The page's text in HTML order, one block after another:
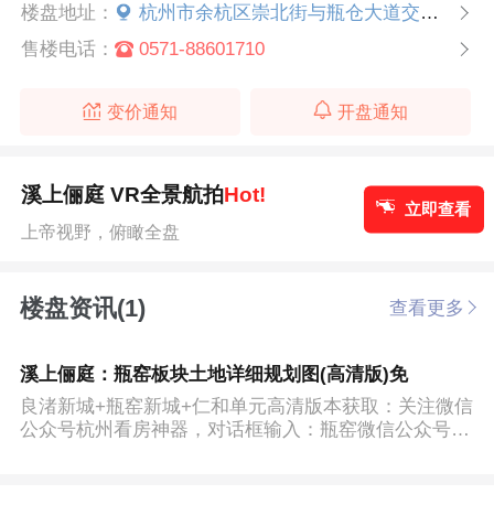
楼盘地址：
杭州市余杭区崇北街与瓶仓大道交汇处
售楼电话：
0571-88601710
变价通知 开盘通知
溪上俪庭 VR全景航拍Hot!
上帝视野，俯瞰全盘
立即查看
楼盘资讯(1) 查看更多
溪上俪庭：瓶窑板块土地详细规划图(高清版)免
良渚新城+瓶窑新城+仁和单元高清版本获取：关注微信
公众号杭州看房神器，对话框输入：瓶窑微信公众号：